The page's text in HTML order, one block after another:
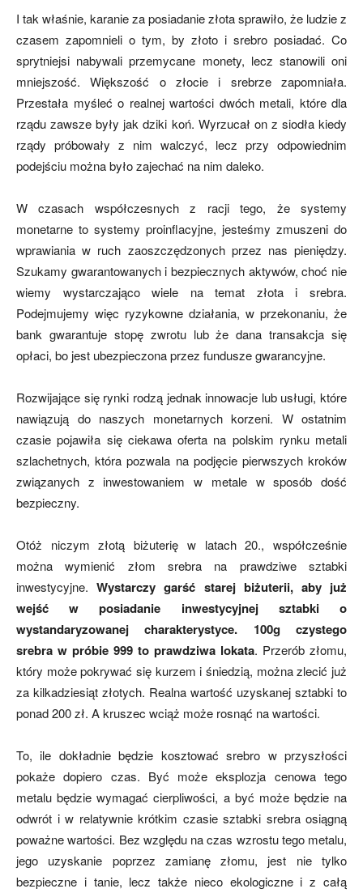
I tak właśnie, karanie za posiadanie złota sprawiło, że ludzie z
czasem zapomnieli o tym, by złoto i srebro posiadać. Co
sprytniejsi nabywali przemycane monety, lecz stanowili oni
mniejszość. Większość o złocie i srebrze zapomniała.
Przestała myśleć o realnej wartości dwóch metali, które dla
rządu zawsze były jak dziki koń. Wyrzucał on z siodła kiedy
rządy próbowały z nim walczyć, lecz przy odpowiednim
podejściu można było zajechać na nim daleko.
W czasach współczesnych z racji tego, że systemy
monetarne to systemy proinflacyjne, jesteśmy zmuszeni do
wprawiania w ruch zaoszczędzonych przez nas pieniędzy.
Szukamy gwarantowanych i bezpiecznych aktywów, choć nie
wiemy wystarczająco wiele na temat złota i srebra.
Podejmujemy więc ryzykowne działania, w przekonaniu, że
bank gwarantuje stopę zwrotu lub że dana transakcja się
opłaci, bo jest ubezpieczona przez fundusze gwarancyjne.
Rozwijające się rynki rodzą jednak innowacje lub usługi, które
nawiązują do naszych monetarnych korzeni. W ostatnim
czasie pojawiła się ciekawa oferta na polskim rynku metali
szlachetnych, która pozwala na podjęcie pierwszych kroków
związanych z inwestowaniem w metale w sposób dość
bezpieczny.
Otóż niczym złotą biżuterię w latach 20., współcześnie
można wymienić złom srebra na prawdziwe sztabki
inwestycyjne.Wystarczy garść starej biżuterii, aby już
wejść w posiadanie inwestycyjnej sztabki o
wystandaryzowanej charakterystyce. 100g czystego
srebra w próbie 999 to prawdziwa lokata. Przerób złomu,
który może pokrywać się kurzem i śniedzią, można zlecić już
za kilkadziesiąt złotych. Realna wartość uzyskanej sztabki to
ponad 200 zł. A kruszec wciąż może rosnąć na wartości.
To, ile dokładnie będzie kosztować srebro w przyszłości
pokaże dopiero czas. Być może eksplozja cenowa tego
metalu będzie wymagać cierpliwości, a być może będzie na
odwrót i w relatywnie krótkim czasie sztabki srebra osiągną
poważne wartości. Bez względu na czas wzrostu tego metalu,
jego uzyskanie poprzez zamianę złomu, jest nie tylko
bezpieczne i tanie, lecz także nieco ekologiczne i z całą